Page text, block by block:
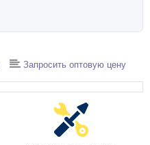
Запросить оптовую цену